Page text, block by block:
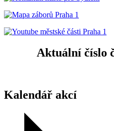
Aktuální číslo
Kalendář akcí